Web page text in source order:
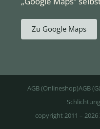
Zu Google Maps
AGB (Onlineshop)AGB
copyright 2011 –